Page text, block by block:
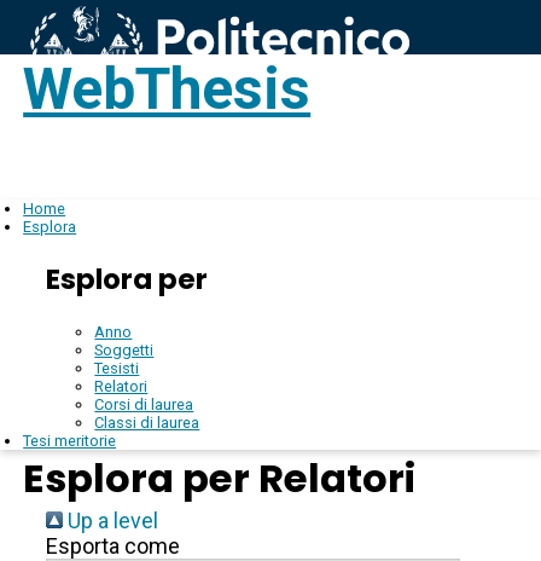
WebThesis
Home
Esplora
Esplora per
Anno
Soggetti
Tesisti
Relatori
Corsi di laurea
Classi di laurea
Tesi meritorie
Esplora per Relatori
Up a level
Esporta come